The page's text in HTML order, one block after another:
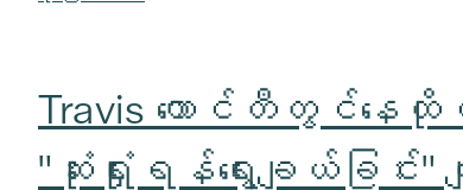
Travis ကောင်တီတွင်နေထို
"ဆုံးရှုံးရန်ရွေးချယ်ခြ